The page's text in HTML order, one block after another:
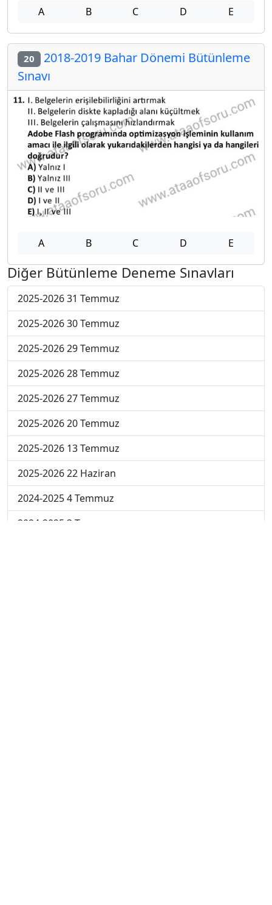
A B C D E
20 2018-2019 Bahar Dönemi Bütünleme
Sınavı
A B C D E
Diğer Bütünleme Deneme Sınavları
2025-2026 31 Temmuz
2025-2026 30 Temmuz
2025-2026 29 Temmuz
2025-2026 28 Temmuz
2025-2026 27 Temmuz
2025-2026 20 Temmuz
2025-2026 13 Temmuz
2025-2026 22 Haziran
2024-2025 4 Temmuz
2024-2025 3 Temmuz